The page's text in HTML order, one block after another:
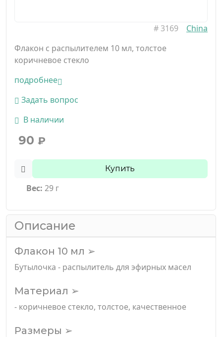
#3169
China
Флакон с распылителем 10 мл, толстое
коричневое стекло
подробнее
Задать вопрос
В наличии
90 ₽
Купить
Вес: 29 г
Описание
Флакон 10 мл ➢
Бутылочка - распылитель для эфирных масел
Материал ➢
- коричневое стекло, толстое, качественное
Размеры ➢